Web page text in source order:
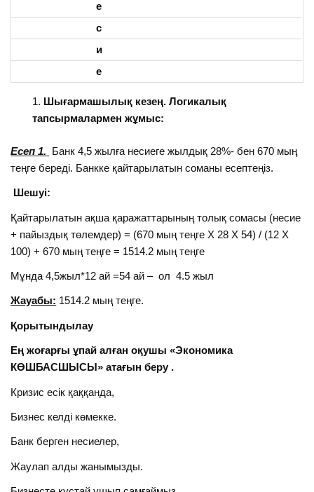
е
с
и
е
Шығармашылық кезең. Логикалық
тапсырмалармен жұмыс:
Есеп 1. Банк 4,5 жылға несиеге жылдық 28%- бен 670 мың
теңге береді. Банкке қайтарылатын соманы есептеңіз.
Шешуі:
Қайтарылатын ақша қаражаттарының толық сомасы (несие
+ пайыздық төлемдер) = (670 мың теңге Х 28 Х 54) / (12 Х
100) + 670 мың теңге = 1514.2 мың теңге
Мұнда 4,5жыл*12 ай =54 ай – ол 4.5 жыл
Жауабы: 1514.2 мың теңге.
Қорытындылау
Ең жоғарғы ұпай алған оқушы «Экономика
КӨШБАСШЫСЫ» атағын беру .
Кризис есік қаққанда,
Бизнес келді көмекке.
Банк берген несиелер,
Жаулап алды жанымызды.